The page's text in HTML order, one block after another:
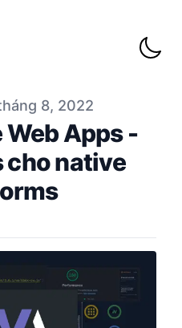
8, 2022
Apps -
cho native